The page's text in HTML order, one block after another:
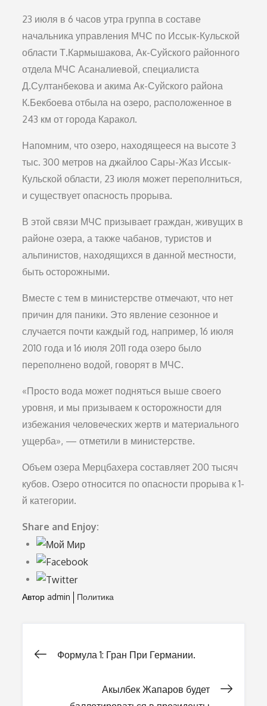
23 июля в 6 часов утра группа в составе
начальника управления МЧС по Иссык-Кульской
области Т.Кармышакова, Ак-Суйского районного
отдела МЧС Асаналиевой, специалиста
Д.Султанбекова и акима Ак-Суйского района
К.Бекбоева отбыла на озеро, расположенное в
243 км от города Каракол.
Напомним, что озеро, находящееся на высоте 3
тыс. 300 метров на джайлоо Сары-Жаз Иссык-
Кульской области, 23 июля может переполниться,
и существует опасность прорыва.
В этой связи МЧС призывает граждан, живущих в
районе озера, а также чабанов, туристов и
альпинистов, находящихся в данной местности,
быть осторожными.
Вместе с тем в министерстве отмечают, что нет
причин для паники. Это явление сезонное и
случается почти каждый год, например, 16 июля
2010 года и 16 июля 2011 года озеро было
переполнено водой, говорят в МЧС.
«Просто вода может подняться выше своего
уровня, и мы призываем к осторожности для
избежания человеческих жертв и материального
ущерба», — отметили в министерстве.
Объем озера Мерцбахера составляет 200 тысяч
кубов. Озеро относится по опасности прорыва к 1-
й категории.
Share and Enjoy:
Авторadmin Политика
Навигация
Формула 1: Гран При Германии.
Акылбек Жапаров будет